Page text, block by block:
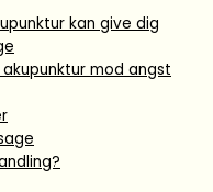
kan give dig
mod angst